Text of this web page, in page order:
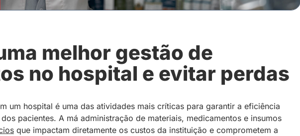
melhor gestão de
no hospital e evitar perdas
um hospital é uma das atividades mais críticas para garantir a eficiência
pacientes. A má administração de materiais, medicamentos e insumos
que impactam diretamente os custos da instituição e comprometem a